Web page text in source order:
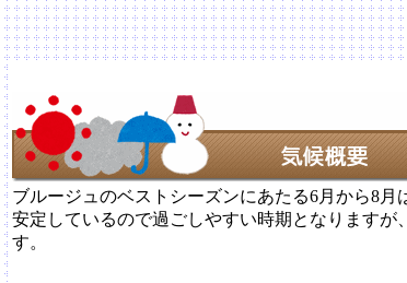
ブルージュのベストシーズンにあたる6月から8
安定しているので過ごしやすい時期となります
す。